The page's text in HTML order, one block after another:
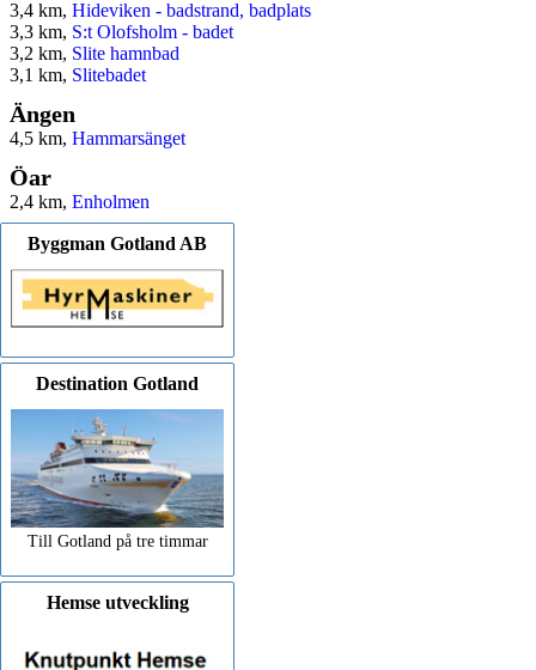
3,4 km, Hideviken - badstrand, badplats
3,3 km, S:t Olofsholm - badet
3,2 km, Slite hamnbad
3,1 km, Slitebadet
Ängen
4,5 km, Hammarsänget
Öar
2,4 km, Enholmen
Byggman Gotland AB
Destination Gotland
Till Gotland på tre timmar
Hemse utveckling